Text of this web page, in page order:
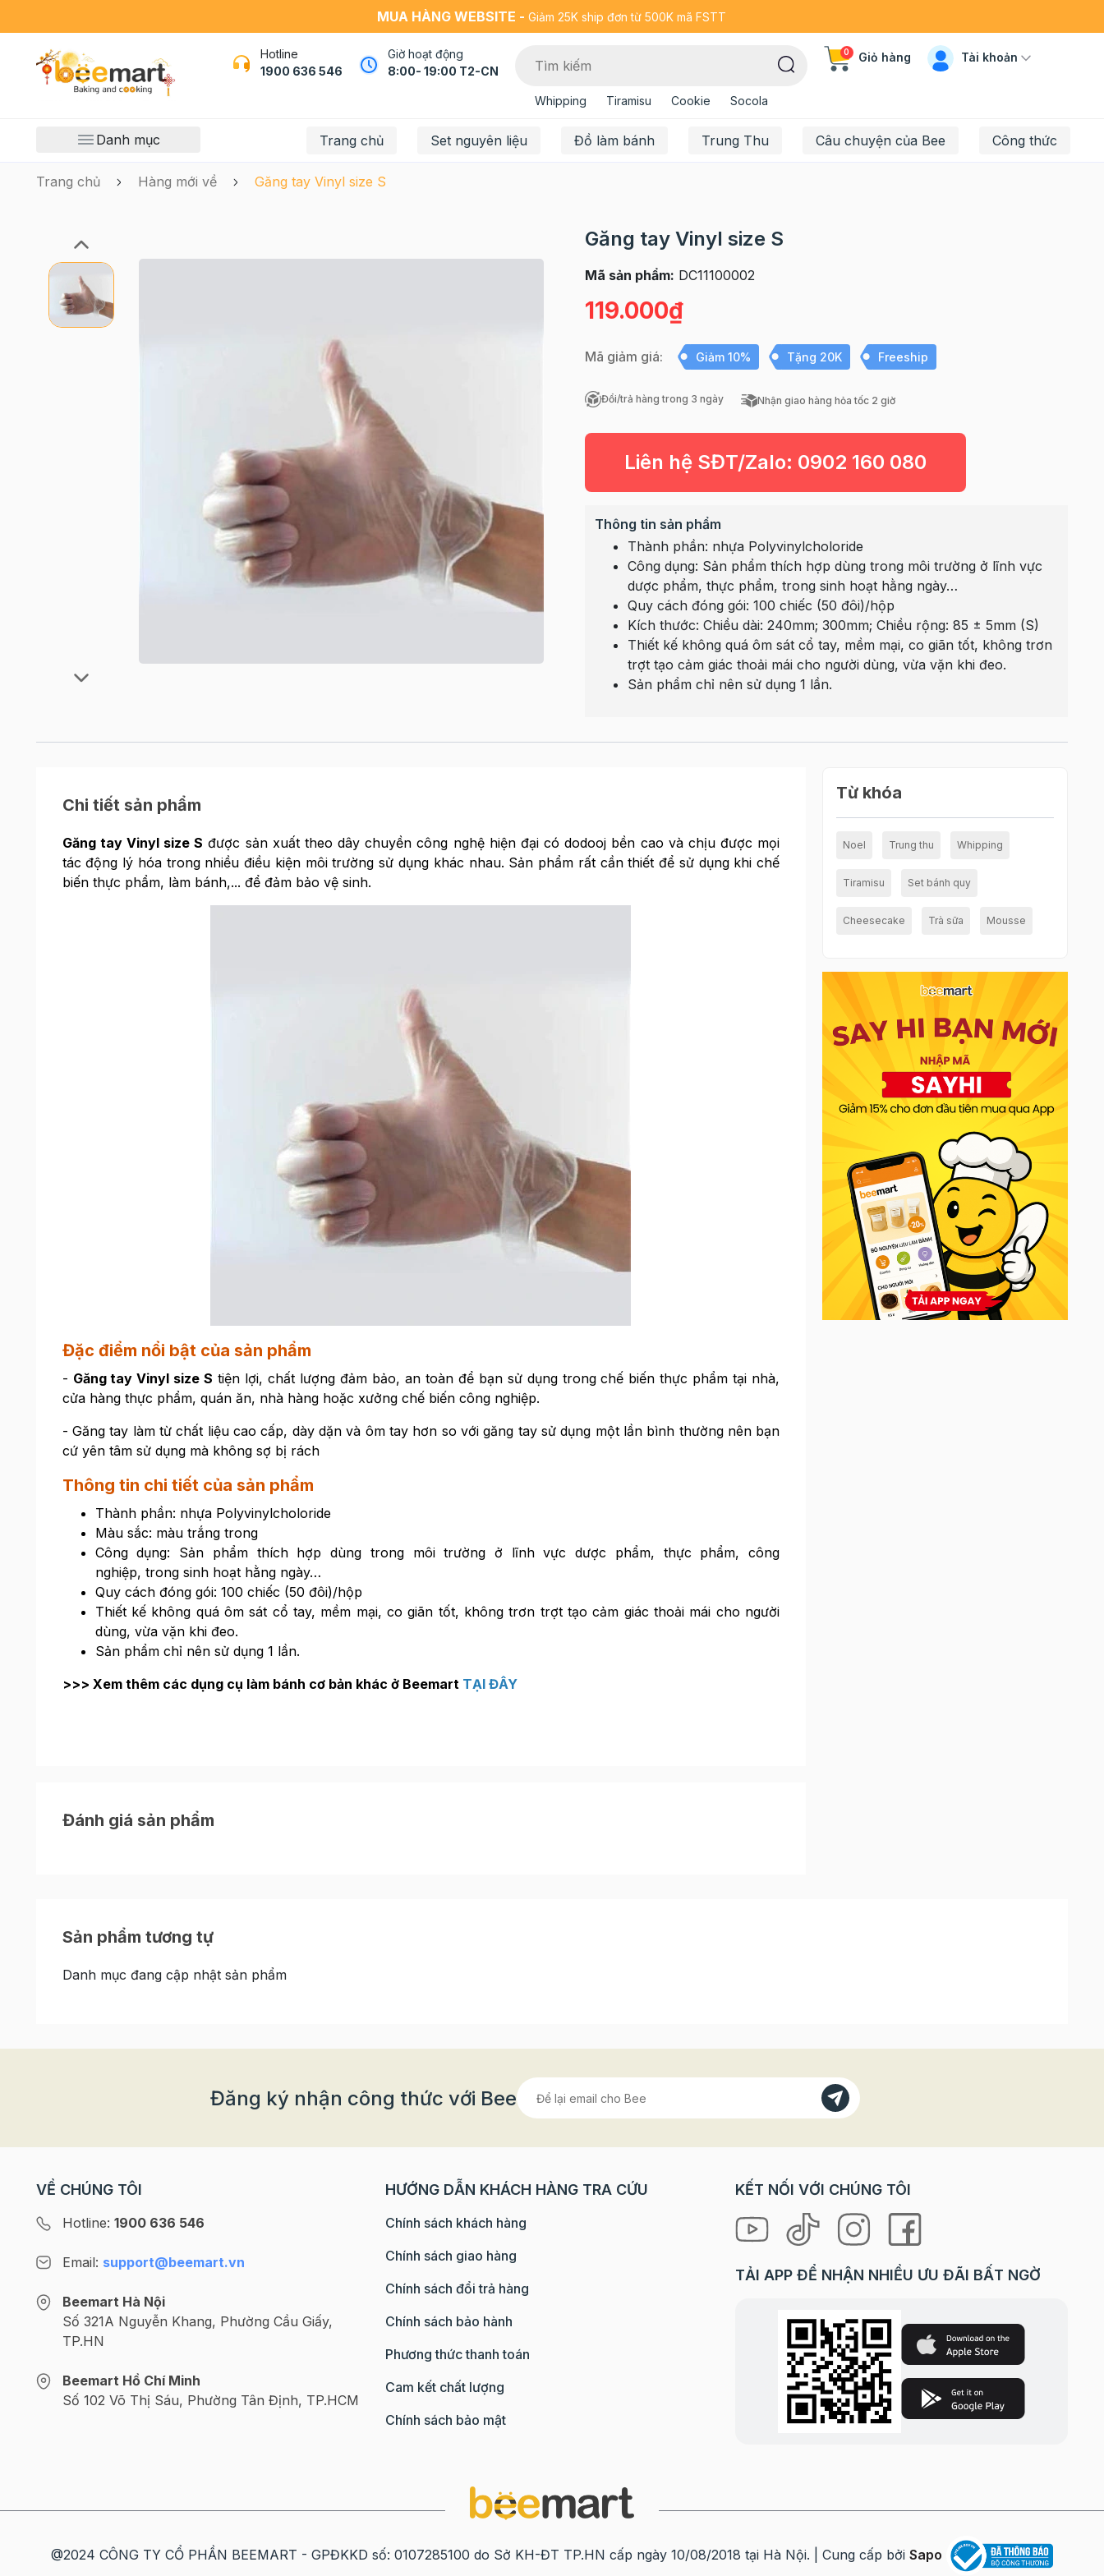
MUA HÀNG WEBSITE - Giảm 25K ship đơn từ 500K mã FSTT
Hotline
1900 636 546
Giờ hoạt động
8:00- 19:00 T2-CN
Whipping Tiramisu Cookie Socola
0 Giỏ hàng Tài khoản
Danh mục Trang chủ Set nguyên liệu Đồ làm bánh Trung Thu Câu chuyện của Bee Công thức
Trang chủ Hàng mới về Găng tay Vinyl size S
Găng tay Vinyl size S
Mã sản phẩm: DC11100002
119.000₫
Mã giảm giá: Giảm 10% Tặng 20K Freeship
Đổi/trả hàng trong 3 ngày Nhận giao hàng hỏa tốc 2 giờ
Liên hệ SĐT/Zalo: 0902 160 080
Thông tin sản phẩm
Thành phần: nhựa Polyvinylcholoride
Công dụng: Sản phẩm thích hợp dùng trong môi trường ở lĩnh vực
dược phẩm, thực phẩm, trong sinh hoạt hằng ngày…
Quy cách đóng gói: 100 chiếc (50 đôi)/hộp
Kích thước: Chiều dài: 240mm; 300mm; Chiều rộng: 85 ± 5mm (S)
Thiết kế không quá ôm sát cổ tay, mềm mại, co giãn tốt, không trơn
trợt tạo cảm giác thoải mái cho người dùng, vừa vặn khi đeo.
Sản phẩm chỉ nên sử dụng 1 lần.
Chi tiết sản phẩm
Găng tay Vinyl size S được sản xuất theo dây chuyền công nghệ hiện đại có dodooj bền cao và chịu được mọi
tác động lý hóa trong nhiều điều kiện môi trường sử dụng khác nhau. Sản phẩm rất cần thiết để sử dụng khi chế
biến thực phẩm, làm bánh,... để đảm bảo vệ sinh.
Đặc điểm nổi bật của sản phẩm
- Găng tay Vinyl size S tiện lợi, chất lượng đảm bảo, an toàn để bạn sử dụng trong chế biến thực phẩm tại nhà,
cửa hàng thực phẩm, quán ăn, nhà hàng hoặc xưởng chế biến công nghiệp.
- Găng tay làm từ chất liệu cao cấp, dày dặn và ôm tay hơn so với găng tay sử dụng một lần bình thường nên bạn
cứ yên tâm sử dụng mà không sợ bị rách
Thông tin chi tiết của sản phẩm
Thành phần: nhựa Polyvinylcholoride
Màu sắc: màu trắng trong
Công dụng: Sản phẩm thích hợp dùng trong môi trường ở lĩnh vực dược phẩm, thực phẩm, công
nghiệp, trong sinh hoạt hằng ngày…
Quy cách đóng gói: 100 chiếc (50 đôi)/hộp
Thiết kế không quá ôm sát cổ tay, mềm mại, co giãn tốt, không trơn trợt tạo cảm giác thoải mái cho người
dùng, vừa vặn khi đeo.
Sản phẩm chỉ nên sử dụng 1 lần.
>>> Xem thêm các dụng cụ làm bánh cơ bản khác ở Beemart TẠI ĐÂY
Đánh giá sản phẩm
Từ khóa
Noel Trung thu Whipping
Tiramisu Set bánh quy
Cheesecake Trà sữa Mousse
Sản phẩm tương tự
Danh mục đang cập nhật sản phẩm
Đăng ký nhận công thức với Bee
VỀ CHÚNG TÔI
Hotline: 1900 636 546
Email: support@beemart.vn
Beemart Hà Nội
Số 321A Nguyễn Khang, Phường Cầu Giấy,
TP.HN
Beemart Hồ Chí Minh
Số 102 Võ Thị Sáu, Phường Tân Định, TP.HCM
HƯỚNG DẪN KHÁCH HÀNG TRA CỨU
Chính sách khách hàng
Chính sách giao hàng
Chính sách đổi trả hàng
Chính sách bảo hành
Phương thức thanh toán
Cam kết chất lượng
Chính sách bảo mật
KẾT NỐI VỚI CHÚNG TÔI
TẢI APP ĐỂ NHẬN NHIỀU ƯU ĐÃI BẤT NGỜ
@2024 CÔNG TY CỔ PHẦN BEEMART - GPĐKKD số: 0107285100 do Sở KH-ĐT TP.HN cấp ngày 10/08/2018 tại Hà Nội. | Cung cấp bởi Sapo